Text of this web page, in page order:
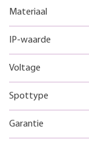
Materiaal
IP-waarde
Voltage
Spottype
Garantie